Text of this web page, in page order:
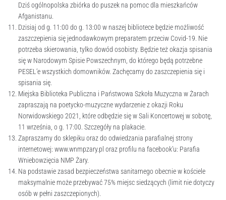
Dziś ogólnopolska zbiórka do puszek na pomoc dla mieszkańców
Afganistanu.
Dzisiaj od g. 11:00 do g. 13:00 w naszej bibliotece będzie możliwość
zaszczepienia się jednodawkowym preparatem przeciw Covid-19. Nie
potrzeba skierowania, tylko dowód osobisty. Będzie też okazja spisania
się w Narodowym Spisie Powszechnym, do którego będą potrzebne
PESEL’e wszystkich domowników. Zachęcamy do zaszczepienia się i
spisania się.
Miejska Biblioteka Publiczna i Państwowa Szkoła Muzyczna w Żarach
zapraszają na poetycko-muzyczne wydarzenie z okazji Roku
Norwidowskiego 2021, które odbędzie się w Sali Koncertowej w sobotę,
11 września, o g. 17:00. Szczegóły na plakacie.
Zapraszamy do sklepiku oraz do odwiedzania parafialnej strony
internetowej: www.wnmpzary.pl oraz profilu na facebook’u: Parafia
Wniebowzięcia NMP Żary.
Na podstawie zasad bezpieczeństwa sanitarnego obecnie w kościele
maksymalnie może przebywać 75% miejsc siedzących (limit nie dotyczy
osób w pełni zaszczepionych).